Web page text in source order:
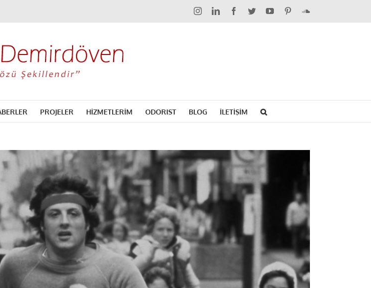
InstagramLinkedInFacebook
TwitterYouTubePinterestSoundCloud
PROJELER HİZMETLERİM ODORIST BLOG İLETİŞİM